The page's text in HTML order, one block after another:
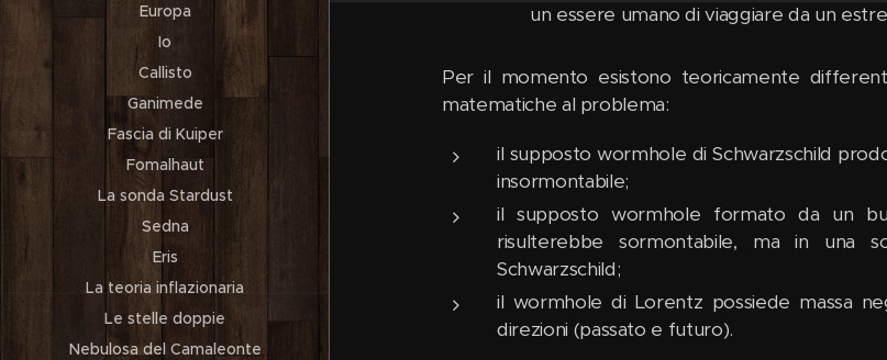
Europa
Io
Callisto
Ganimede
Fascia di Kuiper
Fomalhaut
La sonda Stardust
Sedna
Eris
La teoria inflazionaria
Le stelle doppie
Nebulosa del Camaleonte
un essere umano di viaggiare da un
Per il momento esistono teoricamente
matematiche al problema:
il supposto wormhole di Schwarzschild
insormontabile;
il supposto wormhole formato da un
risulterebbe sormontabile, ma in una
Schwarzschild;
il wormhole di Lorentz possiede massa
direzioni (passato e futuro).